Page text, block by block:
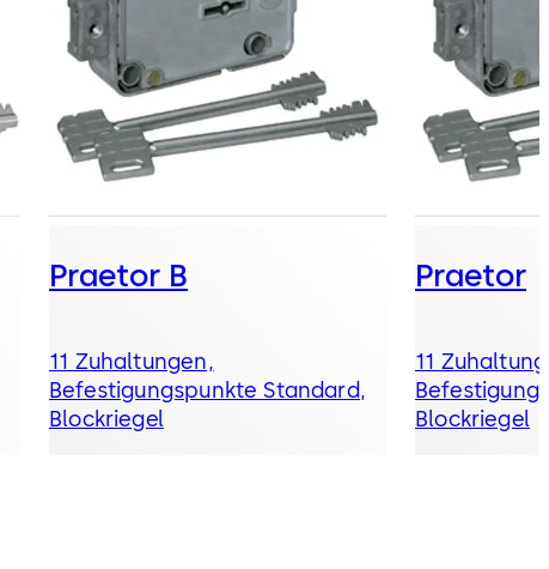
Praetor B
11 Zuhaltungen,
Befestigungspunkte Standard,
Blockriegel
Praetor
11
Blockriegel